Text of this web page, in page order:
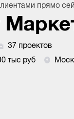
С МАРКЕТПЛЕЙСАМИ
прямо
37 проектов
тыс руб